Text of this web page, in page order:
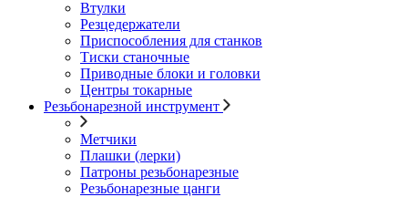
Втулки
Резцедержатели
Приспособления для станков
Тиски станочные
Приводные блоки и головки
Центры токарные
Резьбонарезной инструмент
Метчики
Плашки (лерки)
Патроны резьбонарезные
Резьбонарезные цанги